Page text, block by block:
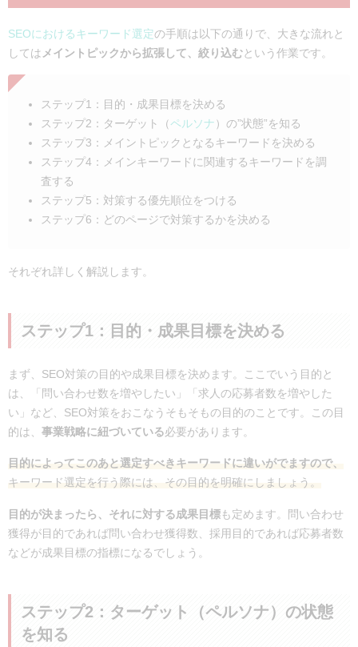
SEOにおけるキーワード選定の手順は以下の通りで、大きな流れと
しては メイントピックから拡張して、絞り込むという作業です。
ステップ1：目的・成果目標を決める
ステップ2：ターゲット（ペルソナ）の”状態”を知る
ステップ3：メイントピックとなるキーワードを決める
ステップ4：メインキーワードに関連するキーワードを調
査する
ステップ5：対策する優先順位をつける
ステップ6：どのページで対策するかを決める
それぞれ詳しく解説します。
ステップ1：目的・成果目標を決める
まず、SEO対策の目的や成果目標を決めます。ここでいう目的と
は、「問い合わせ数を増やしたい」「求人の応募者数を増やした
い」など、SEO対策をおこなうそもそもの目的のことです。この目
的は、 事業戦略に紐づいている必要があります。
目的によってこのあと選定すべきキーワードに違いがでますので、
キーワード選定を行う際には、その目的を明確にしましょう。
目的が決まったら、それに対する成果目標も定めます。問い合わせ
獲得が目的であれば問い合わせ獲得数、採用目的であれば応募者数
などが成果目標の指標になるでしょう。
ステップ2：ターゲット（ペルソナ）の状態
を知る